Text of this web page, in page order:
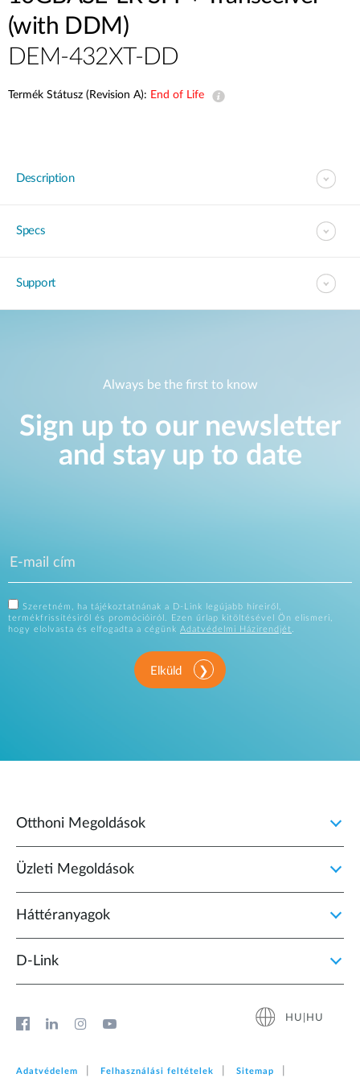
(with DDM)
DEM-432XT-DD
Termék Státusz (Revision A): End of Life
Description
Specs
Support
Always be the first to know
Sign up to our newsletter
and stay up to date
Szeretném, ha tájékoztatnának a D-Link legújabb híreiről,
termékfrissítésiről és promócióiról. Ezen űrlap kitöltésével Ön elismeri,
hogy elolvasta és elfogadta a cégünk Adatvédelmi Házirendjét.
Elküld
Otthoni Megoldások
Üzleti Megoldások
Háttéranyagok
D‑Link
HU|HU
Adatvédelem Felhasználási feltételek Sitemap